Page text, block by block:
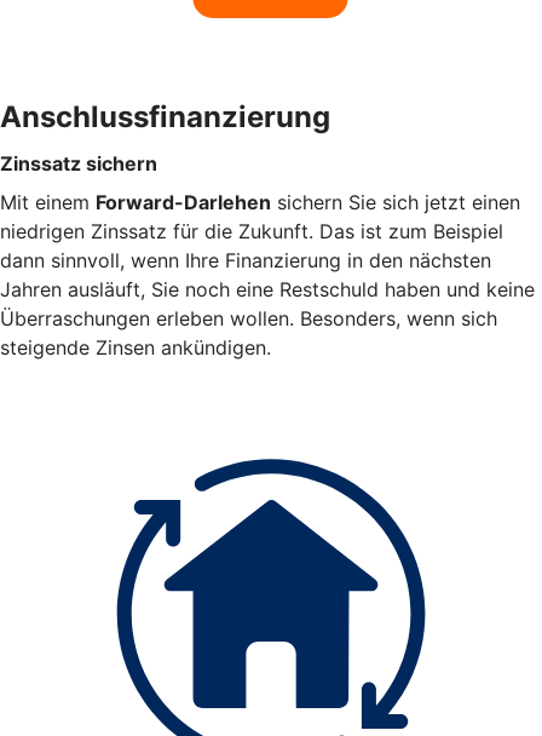
Anschlussfinanzierung
Zinssatz sichern
Mit einem Forward-Darlehen sichern Sie sich jetzt einen
niedrigen Zinssatz für die Zukunft. Das ist zum Beispiel
dann sinnvoll, wenn Ihre Finanzierung in den nächsten
Jahren ausläuft, Sie noch eine Restschuld haben und keine
Überraschungen erleben wollen. Besonders, wenn sich
steigende Zinsen ankündigen.